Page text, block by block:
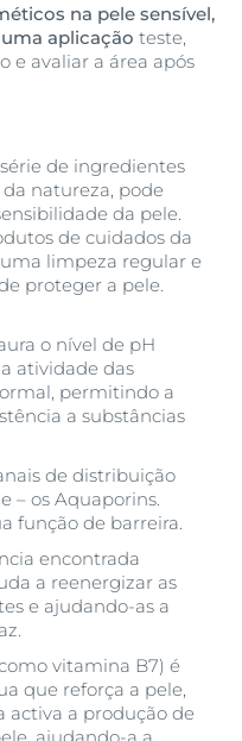
na pele sensível,
aplicação teste,
e avaliar a área após
de ingredientes
natureza, pode
da pele.
de cuidados da
limpeza regular e
proteger a pele.
o nível de pH
atividade das
permitindo a
a substâncias
de distribuição
– os Aquaporins.
função de barreira.
encontrada
a reenergizar as
e ajudando-as a
vitamina B7) é
que reforça a pele,
activa a produção de